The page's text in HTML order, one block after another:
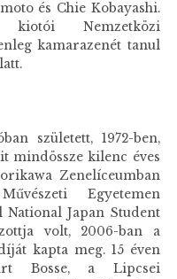
és Chie Kobayashi.
Nemzetközi
kamarazenét tanul
született, 1972-ben,
mindössze kilenc éves
Zenelíceumban
Egyetemen
National Japan Student
volt, 2006-ban a
kapta meg. 15 éven
Bosse, a Lipcsei